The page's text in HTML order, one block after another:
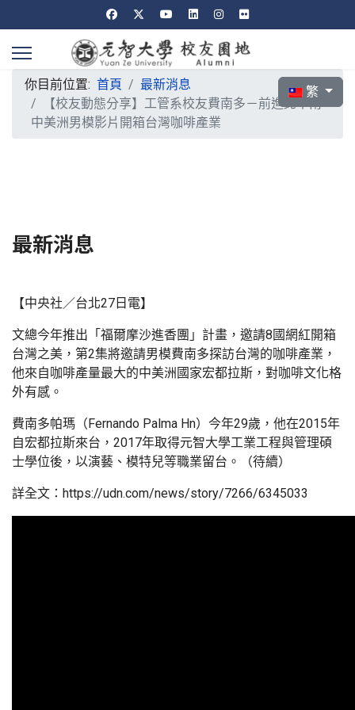
選擇你的語言
繁
你目前位置: 首頁
最新消息
【校友動態分享】工管系校友費南多－前進北中南
中美洲男模影片開箱台灣咖啡產業
最新消息
【中央社／台北27日電】
文總今年推出「福爾摩沙進香團」計畫，邀請8國網紅開箱
台灣之美，第2集將邀請男模費南多探訪台灣的咖啡產業，
他來自咖啡產量最大的中美洲國家宏都拉斯，對咖啡文化格
外有感。
費南多帕瑪（Fernando Palma Hn）今年29歲，他在2015年
自宏都拉斯來台，2017年取得元智大學工業工程與管理碩
士學位後，以演藝、模特兒等職業留台。（待續）
詳全文：https://udn.com/news/story/7266/6345033